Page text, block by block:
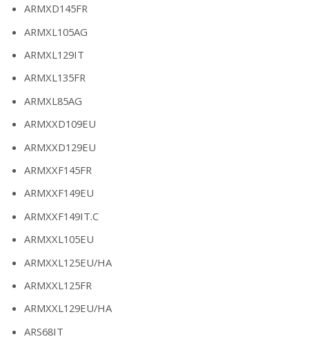
ARMXD145FR
ARMXL105AG
ARMXL129IT
ARMXL135FR
ARMXL85AG
ARMXXD109EU
ARMXXD129EU
ARMXXF145FR
ARMXXF149EU
ARMXXF149IT.C
ARMXXL105EU
ARMXXL125EU/HA
ARMXXL125FR
ARMXXL129EU/HA
ARS68IT